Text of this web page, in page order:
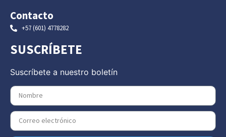
Contacto
+57 (601) 4778282
SUSCRÍBETE
Suscríbete a nuestro boletín